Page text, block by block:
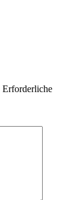
Erforderliche